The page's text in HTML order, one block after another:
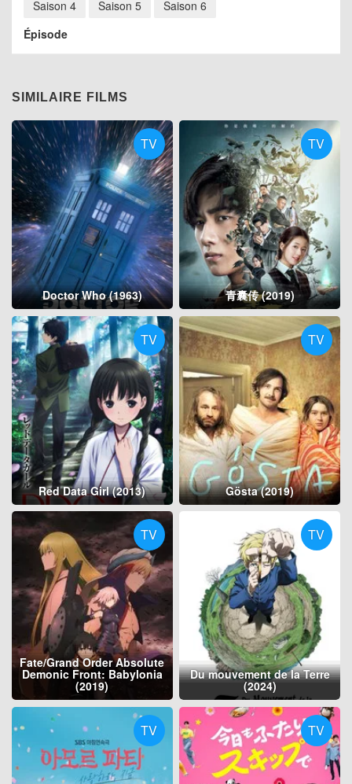
Saison 4 Saison 5
Saison 6
Épisode
SIMILAIRE FILMS
TV
Doctor Who (1963)
TV
青囊传 (2019)
TV
Red Data Girl (2013)
TV
Gösta (2019)
TV
Fate/Grand Order Absolute
Demonic Front: Babylonia
(2019)
TV
Du mouvement de la Terre
(2024)
TV TV